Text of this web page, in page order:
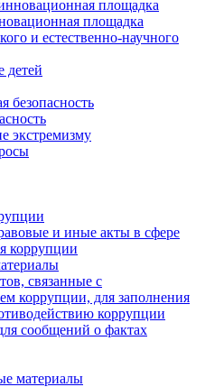
площадка
площадка
и естественно-научного
детей
безопасность
экстремизму
и иные акты в сфере
коррупции
связанные с
коррупции, для заполнения
коррупции
сообщений о фактах
материалы